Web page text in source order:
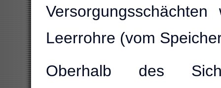
Leerrohre (vom
Oberhalb des